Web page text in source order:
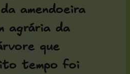
amendoeira
agrária da
que
tempo foi